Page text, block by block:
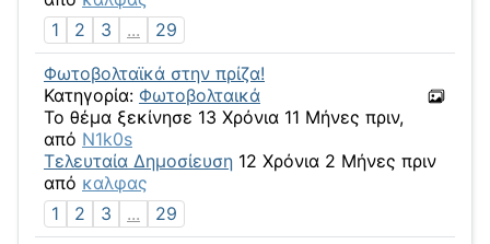
1
2 3 ...
29
Φωτοβολταϊκά στην πρίζα!
Κατηγορία: Φωτοβολταικά
Το θέμα ξεκίνησε 13 Χρόνια 11 Μήνες πριν,
από N1k0s
Τελευταία Δημοσίευση 12 Χρόνια 2 Μήνες πριν
από καλφας
1
2 3 ...
29